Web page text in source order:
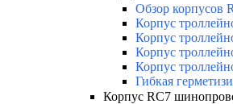
Обзор корпусов
Корпус
Корпус
Корпус
Корпус
Гибкая
Корпус RC7